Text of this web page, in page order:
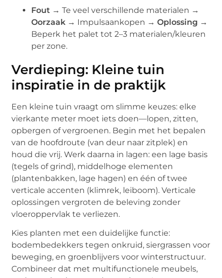
Fout → Te veel verschillende materialen →
Oorzaak → Impulsaankopen →Oplossing →
Beperk het palet tot 2–3 materialen/kleuren
per zone.
Verdieping: Kleine tuin
inspiratie in de praktijk
Een kleine tuin vraagt om slimme keuzes: elke
vierkante meter moet iets doen—lopen, zitten,
opbergen of vergroenen. Begin met het bepalen
van de hoofdroute (van deur naar zitplek) en
houd die vrij. Werk daarna in lagen: een lage basis
(tegels of grind), middelhoge elementen
(plantenbakken, lage hagen) en één of twee
verticale accenten (klimrek, leiboom). Verticale
oplossingen vergroten de beleving zonder
vloeroppervlak te verliezen.
Kies planten met een duidelijke functie:
bodembedekkers tegen onkruid, siergrassen voor
beweging, en groenblijvers voor winterstructuur.
Combineer dat met multifunctionele meubels,